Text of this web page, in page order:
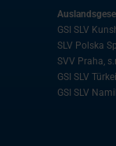
GSI SLV
SLV Polska
SVV Praha,
GSI SLV Türkei
GSI SLV